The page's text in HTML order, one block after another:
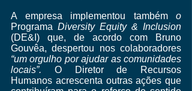
A empresa implementou também
Programa Diversity Equity & Inclusion
(DE&I) que, de acordo com Bruno
“um orgulho por ajudar as comunidades
locais”. O Diretor de Recursos
Humanos acrescenta outras ações que